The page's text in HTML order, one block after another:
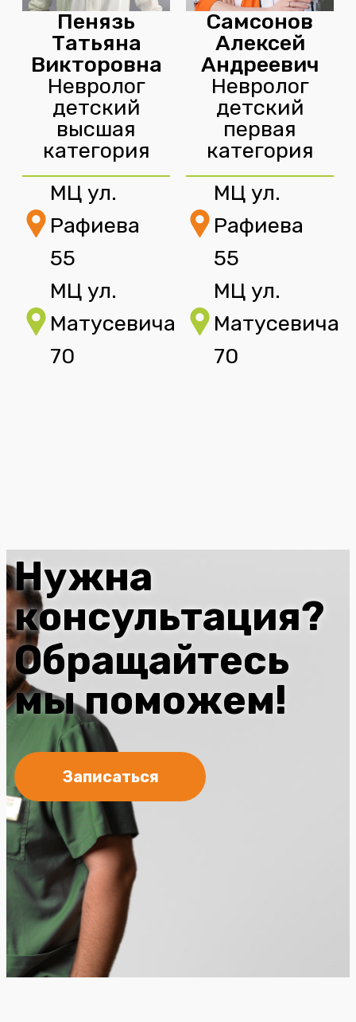
Пенязь
Татьяна
Викторовна
Невролог
детский
высшая
категория
МЦ ул.
Рафиева
55
МЦ ул.
Матусевича
70
Самсонов
Алексей
Андреевич
Невролог
детский
первая
категория
МЦ ул.
Рафиева
55
МЦ ул.
Матусевича
70
Нужна
консультация?
Обращайтесь
мы поможем!
Записаться